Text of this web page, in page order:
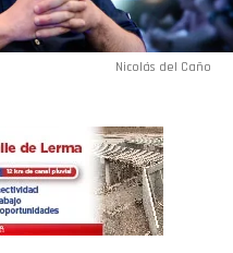
Nicolás del Caño